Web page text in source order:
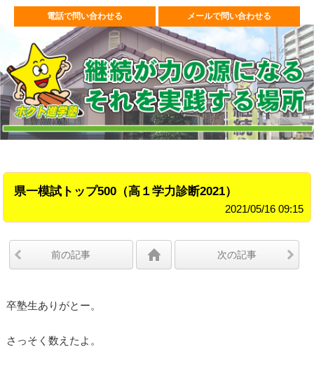
電話で問い合わせる メールで問い合わせる
県一模試トップ500（高１学力診断2021）
2021/05/16 09:15
前の記事 次の記事
卒塾生ありがとー。
さっそく数えたよ。